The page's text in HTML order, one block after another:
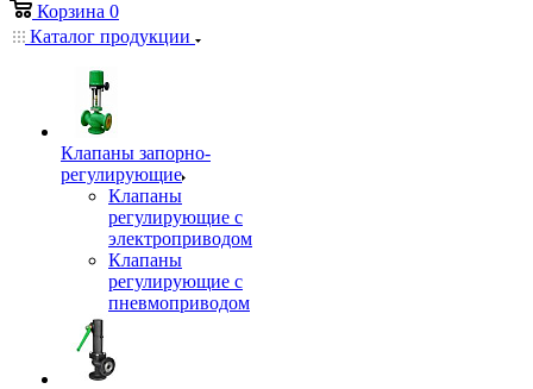
Корзина 0
Каталог продукции
Клапаны запорно-
регулирующие
Клапаны
регулирующие с
электроприводом
Клапаны
регулирующие с
пневмоприводом